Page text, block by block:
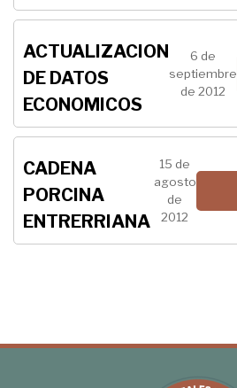
ACTUALIZACION
DE DATOS
ECONOMICOS
6 de
septiembre
de 2012
CADENA
PORCINA
ENTRERRIANA
15 de
agosto
de
2012